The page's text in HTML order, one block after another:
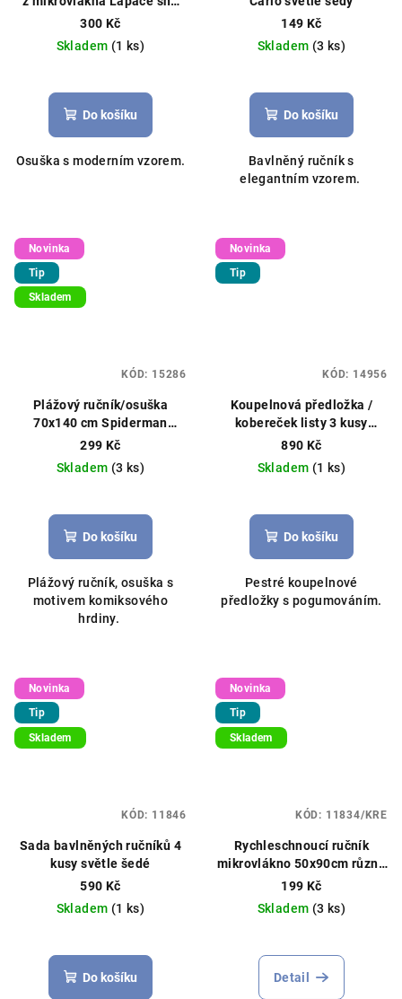
70x140cm modrý
300 Kč
Skladem (1 ks)
Do košíku
Osuška s moderním vzorem.
149 Kč
Skladem (3 ks)
Do košíku
Bavlněný ručník s
elegantním vzorem.
Novinka
Tip
Skladem
Plážový ručník/osuška
70x140 cm Spiderman
modrý
299 Kč
Skladem (3 ks)
Do košíku
Plážový ručník, osuška s
motivem komiksového
hrdiny.
KÓD: 15286
Novinka
Tip
Koupelnová předložka /
kobereček listy 3 kusy
50x80cm+40x50cm+45x40cm
béžový
890 Kč
Skladem (1 ks)
Do košíku
Pestré koupelnové
předložky s pogumováním.
KÓD: 14956
Novinka
Tip
Skladem
Sada bavlněných ručníků 4
kusy světle šedé
590 Kč
Skladem (1 ks)
Do košíku
KÓD: 11846
Novinka
Tip
Skladem
Rychleschnoucí ručník
mikrovlákno 50x90cm různé
barvy
199 Kč
Skladem (3 ks)
Detail
KÓD: 11834/KRE